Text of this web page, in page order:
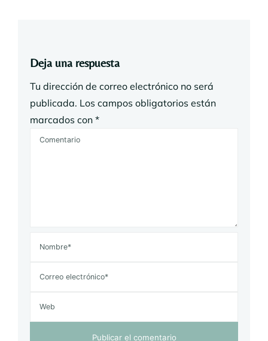
Deja una respuesta
Tu dirección de correo electrónico no será
publicada. Los campos obligatorios están
marcados con *